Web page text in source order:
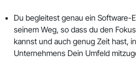
Du begleitest genau ein Software-
seinem Weg, so dass du den
kannst und auch genug Zeit hast,
Unternehmens Dein Umfeld